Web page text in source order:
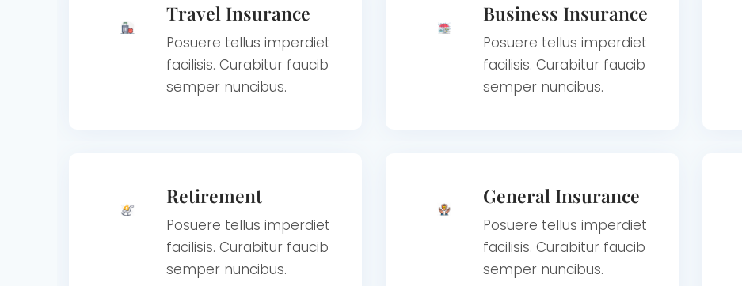
Travel Insurance
Posuere tellus imperdiet
facilisis. Curabitur faucib
semper nuncibus.
Business Insurance
Posuere tellus imperdiet
facilisis. Curabitur faucib
semper nuncibus.
Retirement
Posuere tellus imperdiet
facilisis. Curabitur faucib
semper nuncibus.
General Insurance
Posuere tellus imperdiet
facilisis. Curabitur faucib
semper nuncibus.